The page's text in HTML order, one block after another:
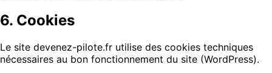
6. Cookies
Le site devenez-pilote.fr utilise des cookies techniques
nécessaires au bon fonctionnement du site (WordPress).